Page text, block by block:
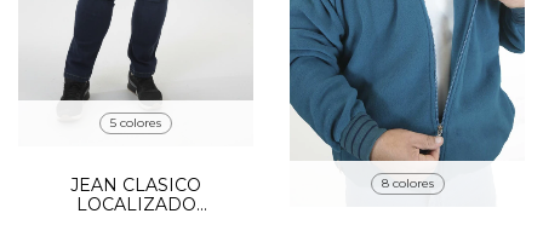
5 colores
JEAN CLASICO
LOCALIZADO
8 colores